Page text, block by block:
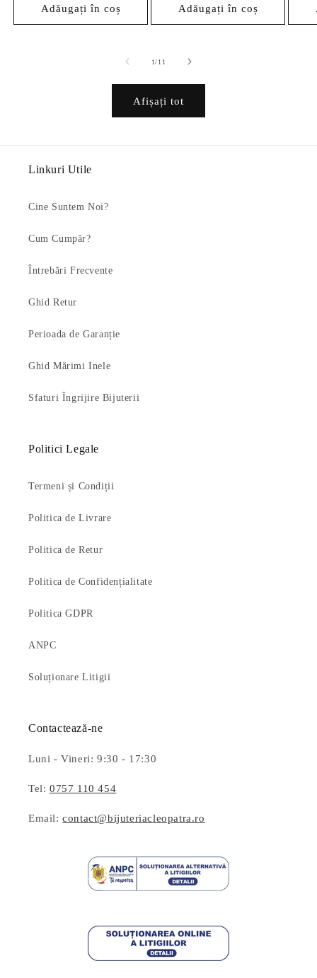
Adăugați în coș Adăugați în coș
1/din
11
Afișați tot
Linkuri Utile
Cine Suntem Noi?
Cum Cumpăr?
Întrebări Frecvente
Ghid Retur
Perioada de Garanție
Ghid Mărimi Inele
Sfaturi Îngrijire Bijuterii
Politici Legale
Termeni și Condiții
Politica de Livrare
Politica de Retur
Politica de Confidențialitate
Politica GDPR
ANPC
Soluționare Litigii
Contactează-ne
Luni - Vineri: 9:30 - 17:30
Tel:0757 110 454
Email:contact@bijuteriacleopatra.ro